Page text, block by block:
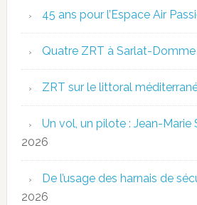
45 ans pour l’Espace Air
Quatre ZRT à Sarlat-Domme
ZRT sur le littoral
Un vol, un pilote : Jean-Marie
2026
De l’usage des harnais de
2026